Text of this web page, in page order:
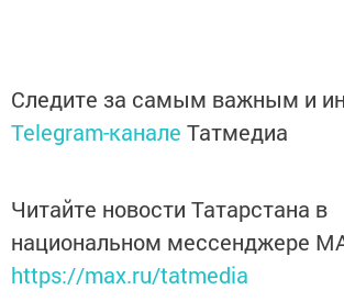
Следите за самым важным и
Telegram-канале Татмедиа
Читайте новости Татарстана в
национальном мессенджере
https://max.ru/tatmedia